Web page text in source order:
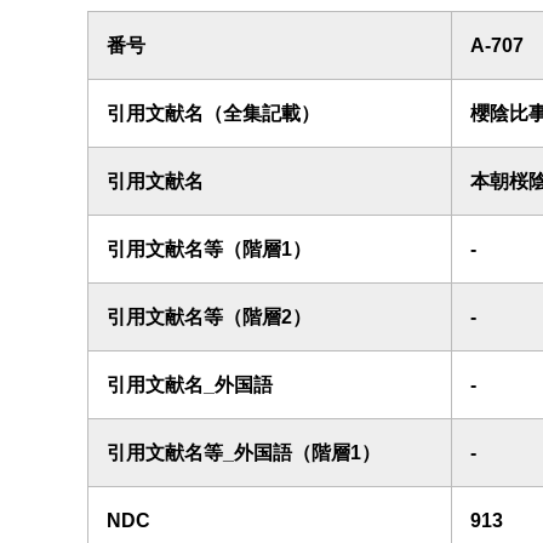
番号 A-707
引用文献名（全集記載） 櫻陰比
引用文献名 本朝桜
引用文献名等（階層1） -
引用文献名等（階層2） -
引用文献名_外国語 -
引用文献名等_外国語（階層1） -
NDC 913